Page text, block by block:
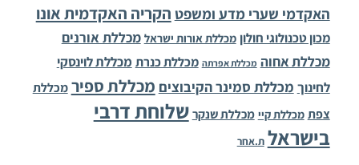
האקדמי שערי מדע ומשפט הקריה האקדמית אונו
מכון טכנולוגי חולון מכללת אורות ישראל מכללת אורנים
מכללת אחוה מכללת אפרתה מכללת כנרת מכללת לוינסקי
לחינוך מכללת סמינר הקיבוצים מכללת ספיר מכללת
צפת מכללת קיי מכללת שנקר שלוחת דרבי
בישראל ת.אחר